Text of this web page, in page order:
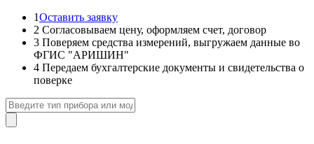
1Оставить заявку
2 Согласовываем цену, оформляем счет, договор
3 Поверяем средства измерений, выгружаем данные во
ФГИС "АРИШИН"
4 Передаем бухгалтерские документы и свидетельства о
поверке